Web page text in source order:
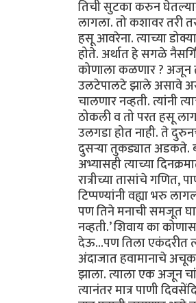
तिची सुटका करुन
लागला. तो कशावर तरी
हसू आवरेना. त्याच्या
होते. अर्थात हे सगळे
कोणाला कळणार ? अजून
उलटेपालटे झाले असावे असे
चालणार नव्हती. त्यांनी
ठोकली व तो परत हसू
उलगडा होत नाही. ते
दुसर्‍या तुकड्यात अडकते.
अभ्यासही त्याच्या
रात्रीच्या तासांचे गणित,
टिप्पण्यांनी वह्या भरु
पण तिने मनाची समजूत
नव्हती.’ शिवाय का
देऊ...पण तिला एकंदरीत
अंदाजात हवामानाचे
झाला. त्याला एक अजून
त्यानंतर मात्र पाणी